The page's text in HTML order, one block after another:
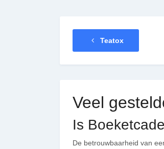
Teatox
Veel
Is
De betrouwbaarheid van